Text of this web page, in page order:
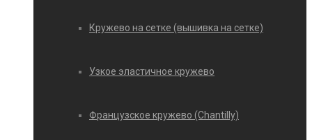
Кружево на сетке (вышивка на сетке)
Узкое эластичное кружево
Французское кружево (Chantilly)